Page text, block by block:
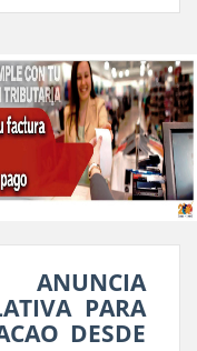
ANUNCIA
PARA
DESDE